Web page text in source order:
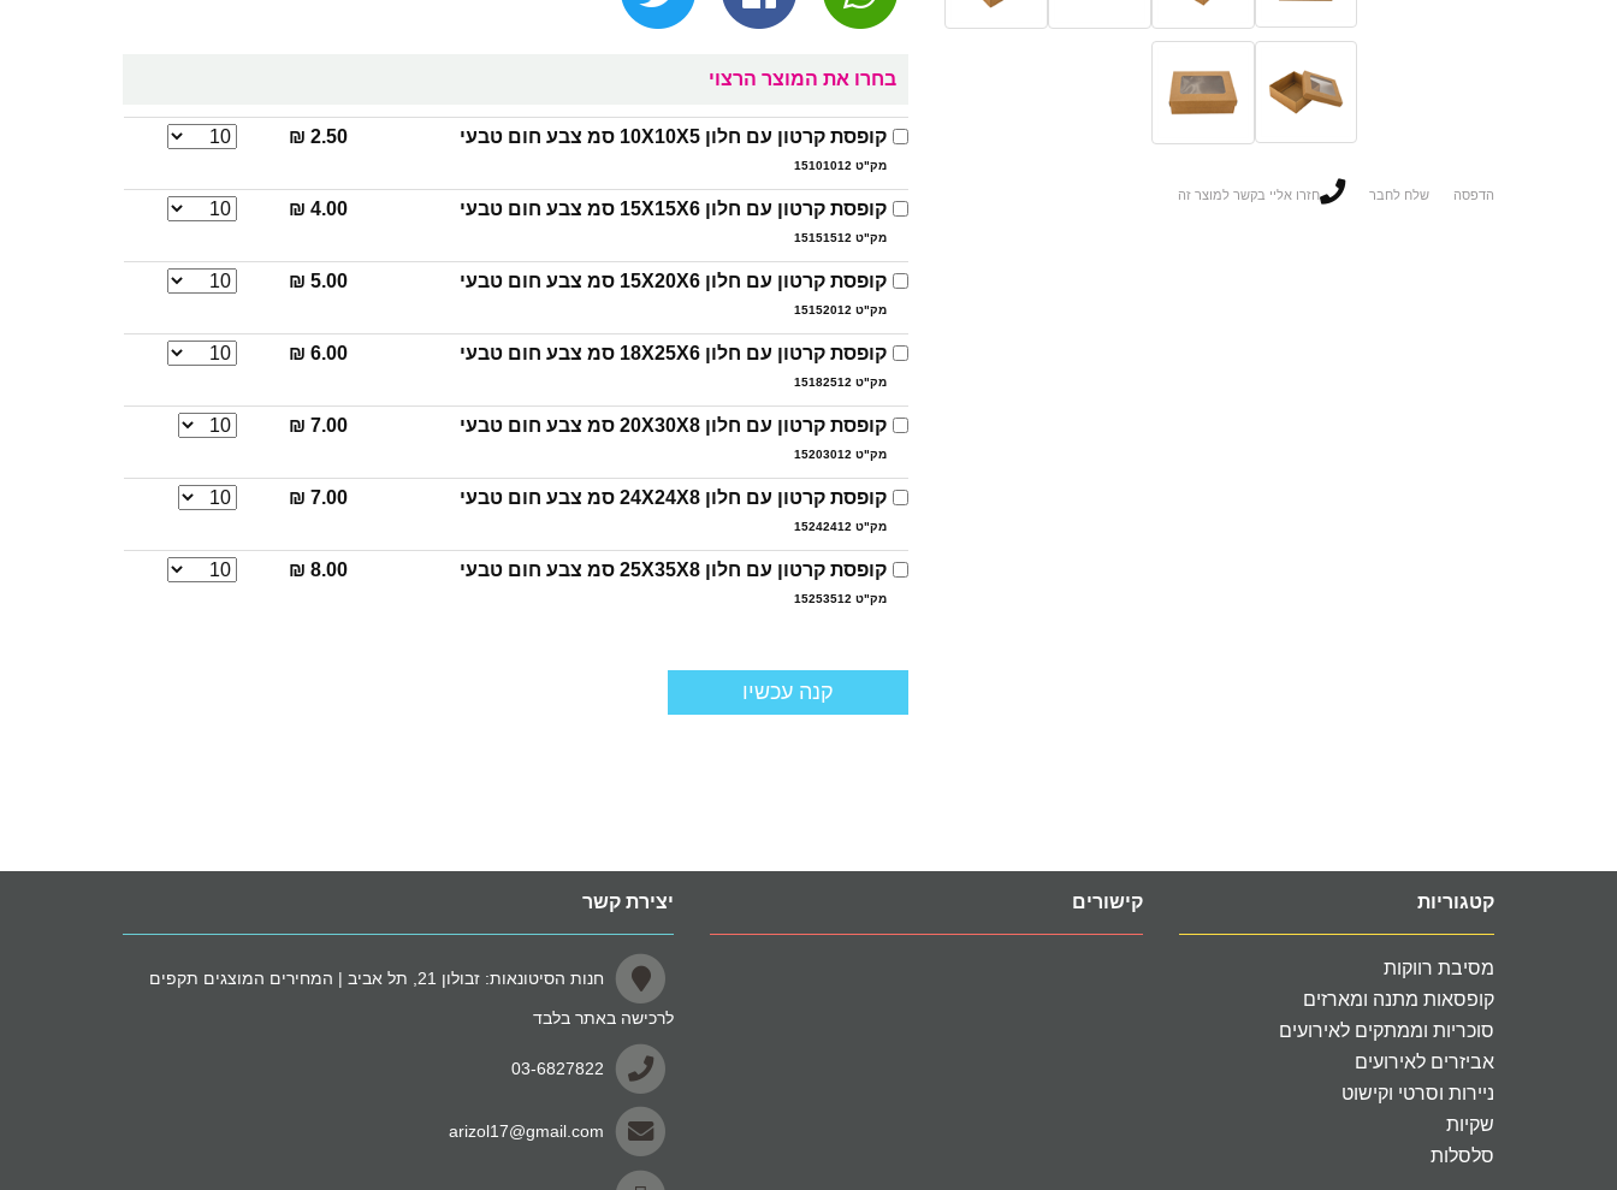
בחרו את המוצר הרצוי
קופסת קרטון עם חלון 10X10X5 סמ צבע חום טבעי
מק"ט 15101012
2.50 ₪
קופסת קרטון עם חלון 15X15X6 סמ צבע חום טבעי
מק"ט 15151512
4.00 ₪
קופסת קרטון עם חלון 15X20X6 סמ צבע חום טבעי
מק"ט 15152012
5.00 ₪
קופסת קרטון עם חלון 18X25X6 סמ צבע חום טבעי
מק"ט 15182512
6.00 ₪
קופסת קרטון עם חלון 20X30X8 סמ צבע חום טבעי
מק"ט 15203012
7.00 ₪
קופסת קרטון עם חלון 24X24X8 סמ צבע חום טבעי
מק"ט 15242412
7.00 ₪
קופסת קרטון עם חלון 25X35X8 סמ צבע חום טבעי
מק"ט 15253512
8.00 ₪
קנה עכשיו
הדפסה שלח לחבר חזרו אליי בקשר למוצר זה
יצירת קשר
חנות הסיטונאות: זבולון 21, תל אביב | המחירים המוצגים תקפים
לרכישה באתר בלבד
03-6827822
arizol17@gmail.com
קישורים קטגוריות
מסיבת רווקות
קופסאות מתנה ומארזים
סוכריות וממתקים לאירועים
אביזרים לאירועים
ניירות וסרטי וקישוט
שקיות
סלסלות